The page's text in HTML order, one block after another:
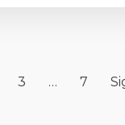
3 … 7